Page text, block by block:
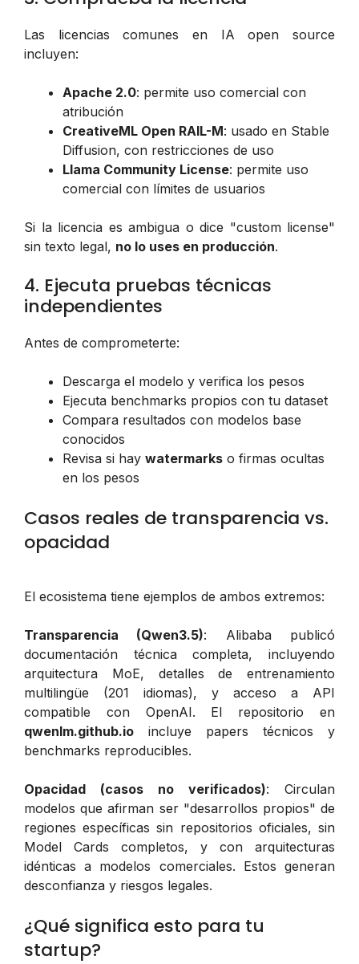
Las licencias comunes en IA open source
incluyen:
Apache 2.0: permite uso comercial con
atribución
CreativeML Open RAIL-M: usado en Stable
Diffusion, con restricciones de uso
Llama Community License: permite uso
comercial con límites de usuarios
Si la licencia es ambigua o dice "custom license"
sin texto legal, no lo uses en producción.
4. Ejecuta pruebas técnicas
independientes
Antes de comprometerte:
Descarga el modelo y verifica los pesos
Ejecuta benchmarks propios con tu dataset
Compara resultados con modelos base
conocidos
Revisa si hay watermarks o firmas ocultas
en los pesos
Casos reales de transparencia vs.
opacidad
El ecosistema tiene ejemplos de ambos extremos:
Transparencia (Qwen3.5): Alibaba publicó
documentación técnica completa, incluyendo
arquitectura MoE, detalles de entrenamiento
multilingüe (201 idiomas), y acceso a API
compatible con OpenAI. El repositorio en
qwenlm.github.io incluye papers técnicos y
benchmarks reproducibles.
Opacidad (casos no verificados): Circulan
modelos que afirman ser "desarrollos propios" de
regiones específicas sin repositorios oficiales, sin
Model Cards completos, y con arquitecturas
idénticas a modelos comerciales. Estos generan
desconfianza y riesgos legales.
¿Qué significa esto para tu
startup?